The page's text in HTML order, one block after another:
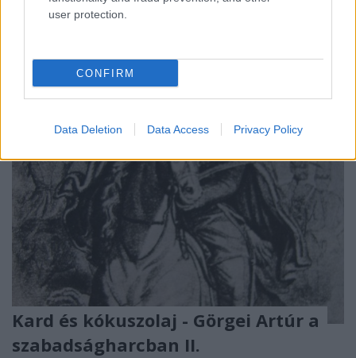
user protection.
CONFIRM
Data Deletion Data Access Privacy Policy
erejüket megfelelőnek találta támadó hadműveletek
Kard és kókuszolaj - Görgei Artúr a
szabadságharcban II.